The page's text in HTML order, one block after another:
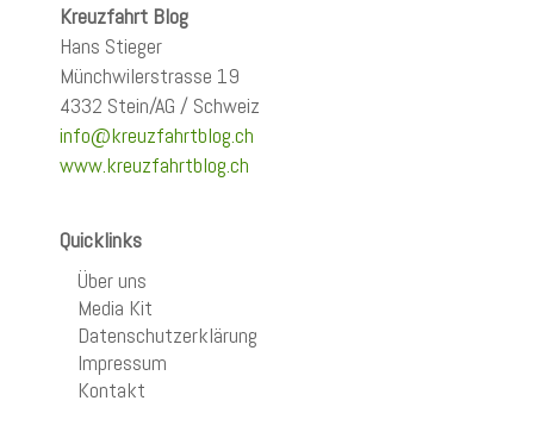
Kreuzfahrt Blog
Hans Stieger
Münchwilerstrasse 19
4332 Stein/AG / Schweiz
info@kreuzfahrtblog.ch
www.kreuzfahrtblog.ch
Quicklinks
Über uns
Media Kit
Datenschutzerklärung
Impressum
Kontakt